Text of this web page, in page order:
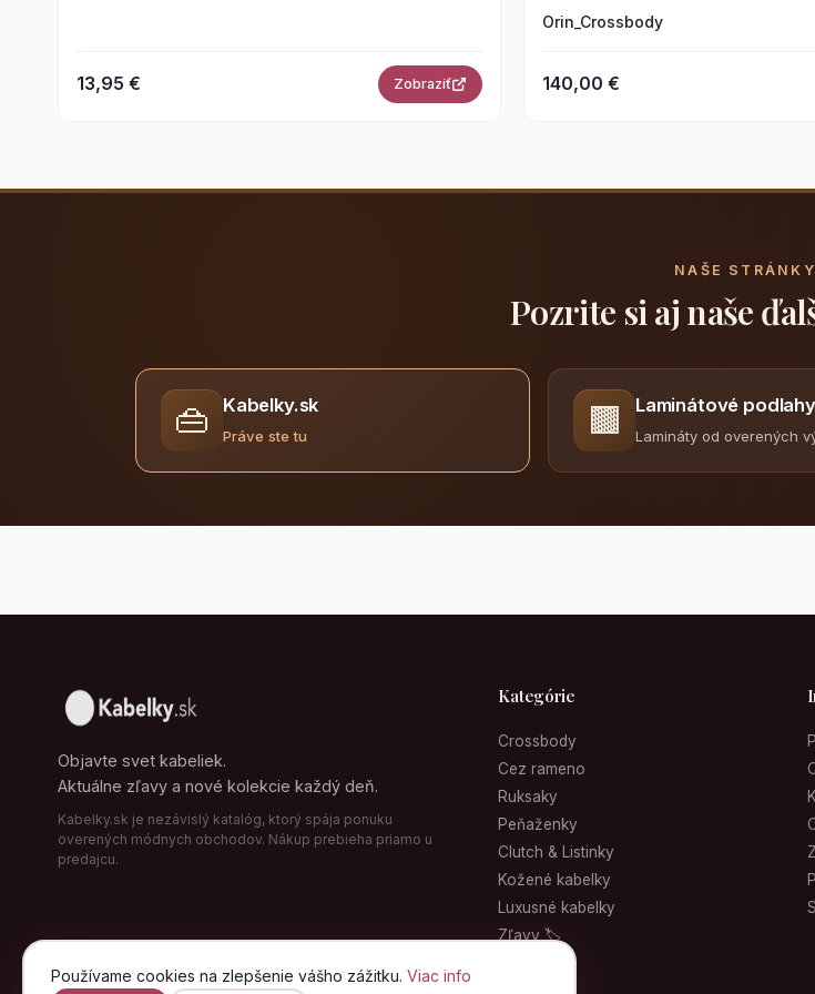
Používame cookies na zlepšenie vášho zážitku. Viac info
13,95 € Zobraziť
Orin_Crossbody
140,00 €
NAŠE STRÁNKY
Pozrite si aj naše
👜 Kabelky.sk
Práve ste tu 🟫 Laminátové podlahy
Lamináty od overených
Objavte svet kabeliek.
Aktuálne zľavy a nové kolekcie každý deň.
Kabelky.sk je nezávislý katalóg, ktorý spája ponuku
overených módnych obchodov. Nákup prebieha priamo u
predajcu.
Kategórie
Crossbody
Cez rameno
Ruksaky
Peňaženky
Clutch & Listinky
Kožené kabelky
Luxusné kabelky
Zľavy 🏷